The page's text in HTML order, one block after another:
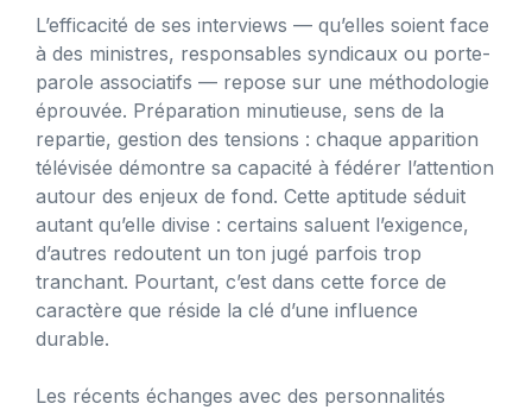
L’efficacité de ses interviews — qu’elles soient face
à des ministres, responsables syndicaux ou porte-
parole associatifs — repose sur une méthodologie
éprouvée. Préparation minutieuse, sens de la
repartie, gestion des tensions : chaque apparition
télévisée démontre sa capacité à fédérer l’attention
autour des enjeux de fond. Cette aptitude séduit
autant qu’elle divise : certains saluent l’exigence,
d’autres redoutent un ton jugé parfois trop
tranchant. Pourtant, c’est dans cette force de
caractère que réside la clé d’une influence
durable.
Les récents échanges avec des personnalités